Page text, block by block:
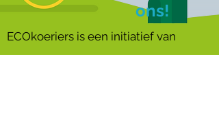
ons!
ECOkoeriers is een initiatief van